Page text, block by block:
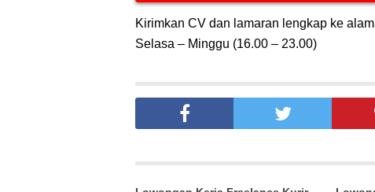
Kirimkan CV dan lamaran lengkap ke
Selasa – Minggu (16.00 – 23.00)